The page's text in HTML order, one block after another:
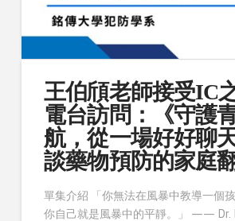
王伯頎老師接受IC
電台訪問：《守護
航，從一場好好聊
談藥物預防的家庭
單集介紹 「你無法在風暴中教導一個
你自己就是風暴中的平靜。」 —— Dr.